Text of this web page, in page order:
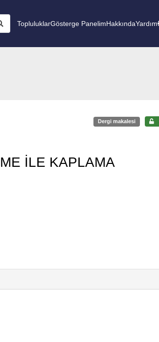
TopluluklarGösterge PanelimHakkındaYardım
Dergi makalesi
İLE KAPLAMA